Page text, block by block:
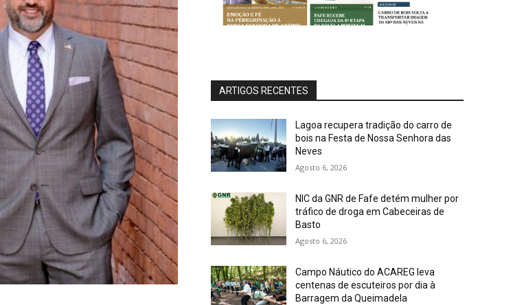
ARTIGOS RECENTES
Lagoa recupera tradição do carro de
bois na Festa de Nossa Senhora das
Neves
Agosto 6, 2026
NIC da GNR de Fafe detém mulher por
tráfico de droga em Cabeceiras de
Basto
Agosto 6, 2026
Campo Náutico do ACAREG leva
centenas de escuteiros por dia à
Barragem da Queimadela